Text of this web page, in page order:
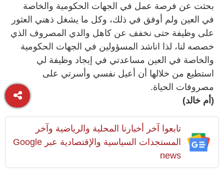
بحثت عن فرصة عمل في الجهات الحكومية والخاصة
في العين ولم أوفق في ذلك، وكل ما يشغل ذهني العثور
على وظيفة حتى نخفف عن كاهل والدي المصروف الذي
خصصه لنا، لذا اناشد المسؤولين في الجهات الحكومية
والخاصة في العين مساعدتي في إيجاد وظيفة لي
استطيع من خلالها أن أعيل نفسي وأسرتي على
مصروفات الحياة.
(أم خالد)
تابعوا آخر أخبارنا المحلية والرياضية وآخر
المستجدات السياسية والإقتصادية عبر Google
news